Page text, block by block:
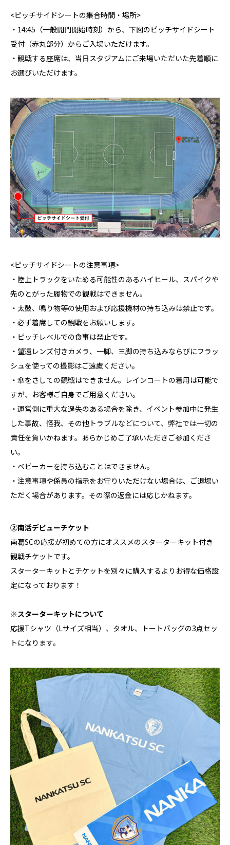
<ピッチサイドシートの集合時間・場所>
・14:45（一般開門開始時刻）から、下図のピッチサイドシート
受付（赤丸部分）からご入場いただけます。
・観戦する座席は、当日スタジアムにご来場いただいた先着順に
お選びいただけます。
<ピッチサイドシートの注意事項>
・陸上トラックをいためる可能性のあるハイヒール、スパイクや
先のとがった履物での観戦はできません。
・太鼓、鳴り物等の使用および応援機材の持ち込みは禁止です。
・必ず着席しての観戦をお願いします。
・ピッチレベルでの食事は禁止です。
・望遠レンズ付きカメラ、一脚、三脚の持ち込みならびにフラッ
シュを使っての撮影はご遠慮ください。
・傘をさしての観戦はできません。レインコートの着用は可能で
すが、お客様ご自身でご用意ください。
・運営側に重大な過失のある場合を除き、イベント参加中に発生
した事故、怪我、その他トラブルなどについて、弊社では一切の
責任を負いかねます。あらかじめご了承いただきご参加くださ
い。
・ベビーカーを持ち込むことはできません。
・注意事項や係員の指示をお守りいただけない場合は、ご退場い
ただく場合があります。その際の返金には応じかねます。
②南活デビューチケット
南葛SCの応援が初めての方にオススメのスターターキット付き
観戦チケットです。
スターターキットとチケットを別々に購入するよりお得な価格設
定になっております！
※スターターキットについて
応援Tシャツ（Lサイズ相当）、タオル、トートバッグの3点セッ
トになります。